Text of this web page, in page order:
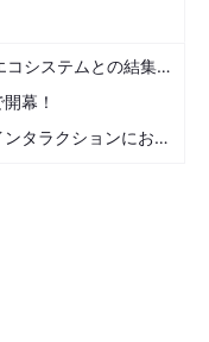
で、類を見ないゲーム体験を!
幕！
て新しい時代を切り開きます。